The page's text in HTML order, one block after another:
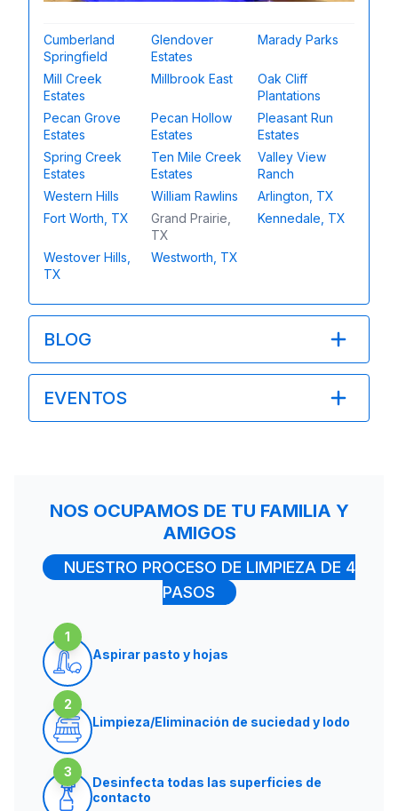
Cumberland
Springfield
Glendover
Estates
Marady Parks
Mill Creek
Estates
Millbrook East
Oak Cliff
Plantations
Pecan Grove
Estates
Pecan Hollow
Estates
Pleasant Run
Estates
Spring Creek
Estates
Ten Mile Creek
Estates
Valley View
Ranch
Western Hills
William Rawlins
Arlington, TX
Fort Worth, TX
Grand Prairie,
TX
Kennedale, TX
Westover Hills,
TX
Westworth, TX
BLOG
EVENTOS
NOS OCUPAMOS DE TU FAMILIA Y
AMIGOS
NUESTRO PROCESO DE LIMPIEZA DE 4
PASOS
1
Aspirar pasto y hojas
2
Limpieza/Eliminación de suciedad y lodo
3
Desinfecta todas las superficies de
contacto